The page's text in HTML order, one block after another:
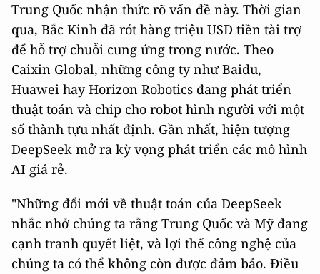
Trung Quốc nhận thức rõ vấn đề này. Thời gian
qua, Bắc Kinh đã rót hàng triệu USD tiền tài trợ
để hỗ trợ chuỗi cung ứng trong nước. Theo
Caixin Global, những công ty như Baidu,
Huawei hay Horizon Robotics đang phát triển
thuật toán và chip cho robot hình người với một
số thành tựu nhất định. Gần nhất, hiện tượng
DeepSeek mở ra kỳ vọng phát triển các mô hình
AI giá rẻ.
"Những đổi mới về thuật toán của DeepSeek
nhắc nhở chúng ta rằng Trung Quốc và Mỹ đang
cạnh tranh quyết liệt, và lợi thế công nghệ của
chúng ta có thể không còn được đảm bảo. Điều